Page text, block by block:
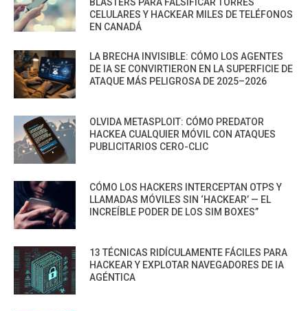
CELULARES Y HACKEAR MILES DE TELÉFONOS
EN CANADÁ
LA BRECHA INVISIBLE: CÓMO LOS AGENTES
DE IA SE CONVIRTIERON EN LA SUPERFICIE DE
ATAQUE MÁS PELIGROSA DE 2025–2026
OLVIDA METASPLOIT: CÓMO PREDATOR
HACKEA CUALQUIER MÓVIL CON ATAQUES
PUBLICITARIOS CERO-CLIC
CÓMO LOS HACKERS INTERCEPTAN OTPS Y
LLAMADAS MÓVILES SIN ‘HACKEAR’ — EL
INCREÍBLE PODER DE LOS SIM BOXES”
13 TÉCNICAS RIDÍCULAMENTE FÁCILES PARA
HACKEAR Y EXPLOTAR NAVEGADORES DE IA
AGÉNTICA